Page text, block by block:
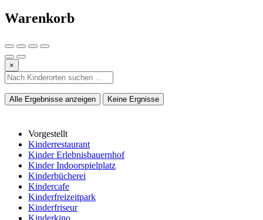
Warenkorb
×
Alle Ergebnisse anzeigen Keine Ergnisse
Vorgestellt
Kinderrestaurant
Kinder Erlebnisbauernhof
Kinder Indoorspielplatz
Kinderbücherei
Kindercafe
Kinderfreizeitpark
Kinderfriseur
Kinderkino